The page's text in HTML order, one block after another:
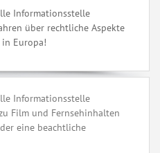
Informationsstelle
über rechtliche Aspekte
Europa!
Informationsstelle
Film und Fernsehinhalten
eine beachtliche